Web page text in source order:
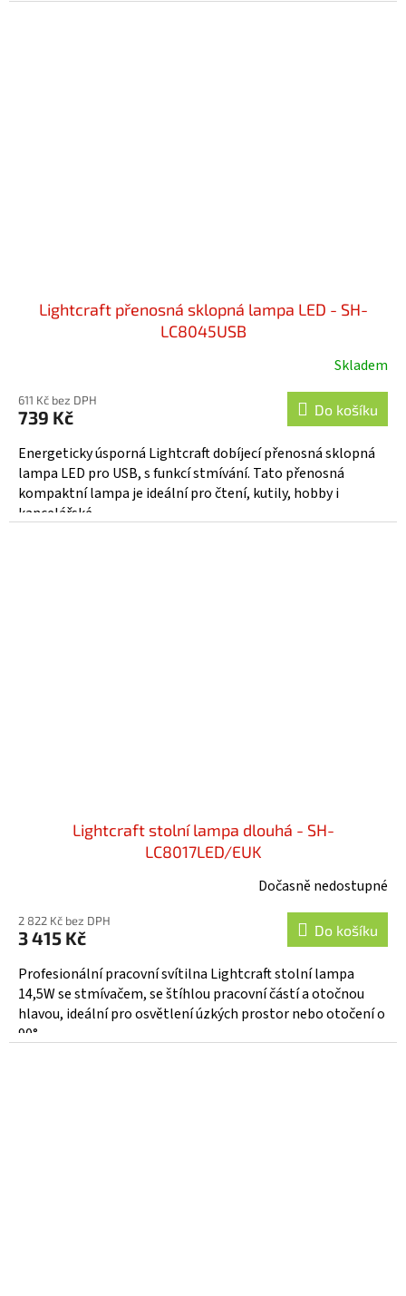
Lightcraft přenosná sklopná lampa LED - SH-
LC8045USB
Skladem
611 Kč bez DPH
739 Kč Do košíku
Energeticky úsporná Lightcraft dobíjecí přenosná sklopná
lampa LED pro USB, s funkcí stmívání. Tato přenosná
kompaktní lampa je ideální pro čtení, kutily, hobby i
kancelářské...
Lightcraft stolní lampa dlouhá - SH-
LC8017LED/EUK
Dočasně nedostupné
2 822 Kč bez DPH
3 415 Kč Do košíku
Profesionální pracovní svítilna Lightcraft stolní lampa
14,5W se stmívačem, se štíhlou pracovní částí a otočnou
hlavou, ideální pro osvětlení úzkých prostor nebo otočení o
90°....